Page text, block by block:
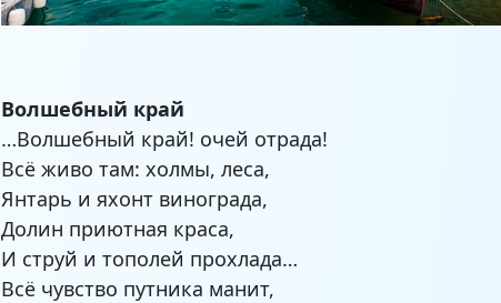
Волшебный край
…Волшебный край! очей отрада!
Всё живо там: холмы, леса,
Янтарь и яхонт винограда,
Долин приютная краса,
И струй и тополей прохлада…
Всё чувство путника манит,